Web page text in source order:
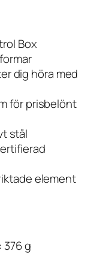
Box
dig höra med
för prisbelönt
stål
element
g